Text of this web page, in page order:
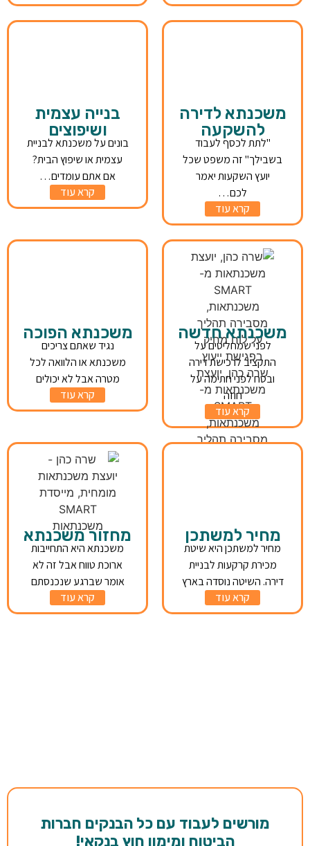
משכנתא לדירה
להשקעה
"לתת לכסף לעבוד
בשבילך" זה משפט שכל
יועץ השקעות יאמר
לכם…
קרא עוד
בנייה עצמית
ושיפוצים
בונים על משכנתא לבניית
עצמית או שיפוץ הבית?
אם אתם עומדים…
קרא עוד
משכנתא חדשה
לפני שמחליטים על
התקציב לרכישת דירה
ובטח לפני חתימה על
חוזה
קרא עוד
משכנתא הפוכה
נגיד שאתם צריכים
משכנתא או הלוואה לכל
מטרה אבל לא יכולים
קרא עוד
מחיר למשתכן
מחיר למשתכן היא שיטת
מכירת קרקעות לבניית
דירה. השיטה נוסדה בארץ
קרא עוד
מחזור משכנתא
משכנתא היא התחייבות
ארוכת טווח אבל זה לא
אומר שברגע שנכנסתם
קרא עוד
מורשים לעבוד עם כל הבנקים חברות
הביטוח ומימון חוץ בנקאי!